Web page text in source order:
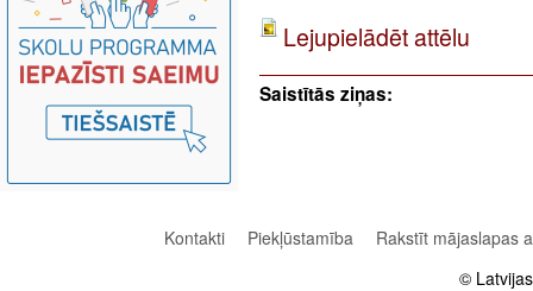
Lejupielādēt attēlu
Saistītās ziņas:
Kontakti Piekļūstamība
Rakstīt mājaslapas
©